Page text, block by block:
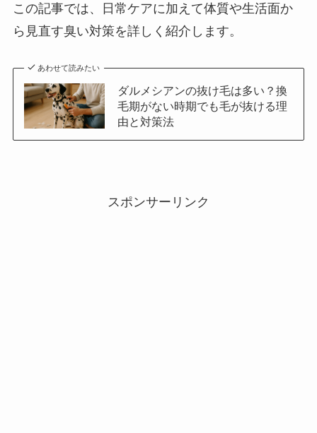
この記事では、日常ケアに加えて体質や生活面か
ら見直す臭い対策を詳しく紹介します。
あわせて読みたい
ダルメシアンの抜け毛は多い？換
毛期がない時期でも毛が抜ける理
由と対策法
スポンサーリンク